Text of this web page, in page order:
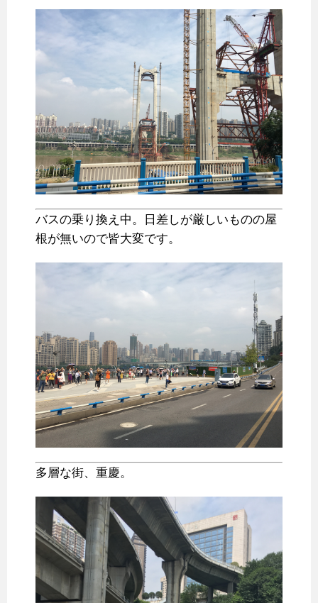
バスの乗り換え中。日差しが厳しいものの屋
根が無いので皆大変です。
多層な街、重慶。